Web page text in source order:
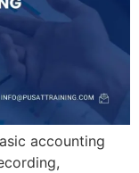
accounting